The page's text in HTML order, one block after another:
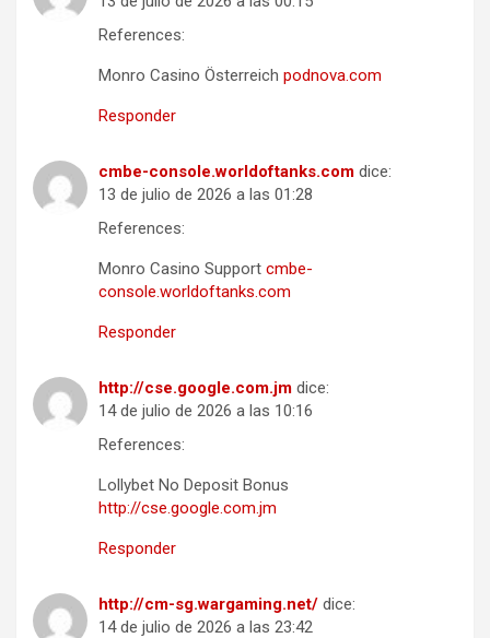
References:
Monro Casino Österreich podnova.com
Responder
cmbe-console.worldoftanks.com dice:
13 de julio de 2026 a las 01:28
References:
Monro Casino Support cmbe-
console.worldoftanks.com
Responder
http://cse.google.com.jm dice:
14 de julio de 2026 a las 10:16
References:
Lollybet No Deposit Bonus
http://cse.google.com.jm
Responder
http://cm-sg.wargaming.net/ dice:
14 de julio de 2026 a las 23:42